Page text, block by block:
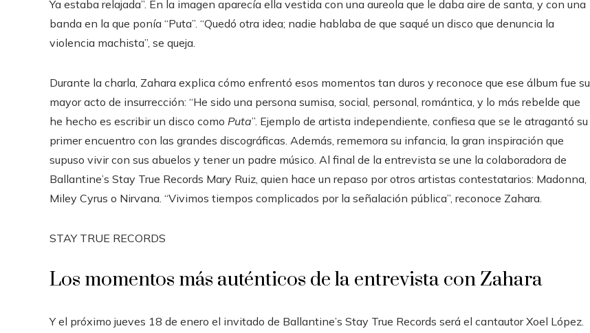
Ya estaba relajada”. En la imagen aparecía ella vestida con una aureola que le daba aire de santa, y con una
banda en la que ponía “Puta”. “Quedó otra idea; nadie hablaba de que saqué un disco que denuncia la
violencia machista”, se queja.
Durante la charla, Zahara explica cómo enfrentó esos momentos tan duros y reconoce que ese álbum fue su
mayor acto de insurrección: “He sido una persona sumisa, social, personal, romántica, y lo más rebelde que
he hecho es escribir un disco como Puta”. Ejemplo de artista independiente, confiesa que se le atragantó su
primer encuentro con las grandes discográficas. Además, rememora su infancia, la gran inspiración que
supuso vivir con sus abuelos y tener un padre músico. Al final de la entrevista se une la colaboradora de
Ballantine’s Stay True Records Mary Ruiz, quien hace un repaso por otros artistas contestatarios: Madonna,
Miley Cyrus o Nirvana. “Vivimos tiempos complicados por la señalación pública”, reconoce Zahara.
STAY TRUE RECORDS
Los momentos más auténticos de la entrevista con Zahara
Y el próximo jueves 18 de enero el invitado de Ballantine’s Stay True Records será el cantautor Xoel López.